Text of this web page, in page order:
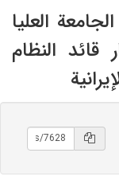
العليا
قائد النظام